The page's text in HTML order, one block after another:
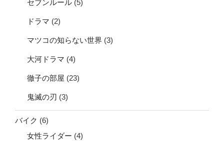
セブンルール (5)
ドラマ (2)
マツコの知らない世界 (3)
大河ドラマ (4)
徹子の部屋 (23)
鬼滅の刃 (3)
バイク (6)
女性ライダー (4)